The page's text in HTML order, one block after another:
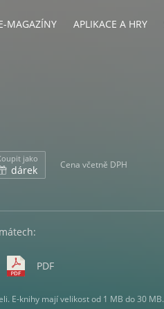
MAGAZÍNY APLIKACE A HRY
jako
dárek Cena včetně DPH
PDF
E-knihy mají velikost od 1 MB do 30 MB.